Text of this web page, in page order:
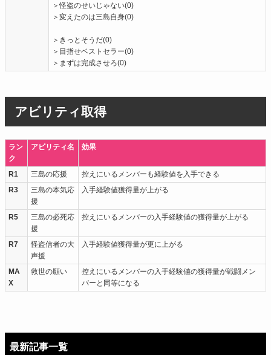
＞怪盗のせいじゃない(0)
＞変えたのは三島自身(0)
＞きっとそうだ(0)
＞目指せベストセラー(0)
＞まずは完成させろ(0)
アビリティ取得
ラン
ク
アビリティ名 効果
R1 三島の応援
控えにいるメンバーも経験値を入手できる
R3
三島の本気応
援
入手経験値獲得量が上がる
R5
三島の必死応
援
控えにいるメンバーの入手経験値の獲得量が上がる
R7
怪盗信者の大
声援
入手経験値獲得量が更に上がる
MA
X
救世の願い
控えにいるメンバーの入手経験値の獲得量が戦闘メン
バーと同等になる
最新記事一覧